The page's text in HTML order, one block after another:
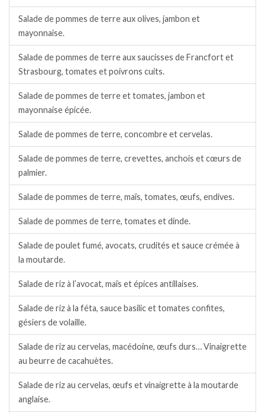
Salade de pommes de terre aux olives, jambon et
mayonnaise.
Salade de pommes de terre aux saucisses de Francfort et
Strasbourg, tomates et poivrons cuits.
Salade de pommes de terre et tomates, jambon et
mayonnaise épicée.
Salade de pommes de terre, concombre et cervelas.
Salade de pommes de terre, crevettes, anchois et cœurs de
palmier.
Salade de pommes de terre, maïs, tomates, œufs, endives.
Salade de pommes de terre, tomates et dinde.
Salade de poulet fumé, avocats, crudités et sauce crémée à
la moutarde.
Salade de riz à l’avocat, maïs et épices antillaises.
Salade de riz à la féta, sauce basilic et tomates confites,
gésiers de volaille.
Salade de riz au cervelas, macédoine, œufs durs… Vinaigrette
au beurre de cacahuètes.
Salade de riz au cervelas, œufs et vinaigrette à la moutarde
anglaise.